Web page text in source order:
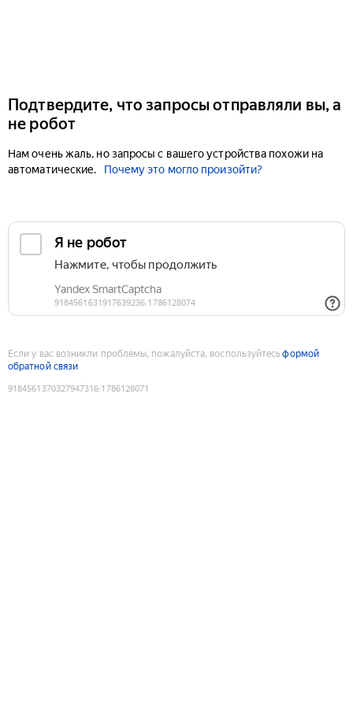
Подтвердите, что запросы отправляли вы, а
не робот
Нам очень жаль, но запросы с вашего устройства похожи на
автоматические.
Почему это могло произойти?
Если у вас возникли проблемы, пожалуйста, воспользуйтесьформой
обратной связи
9184561370327947316:1786128071